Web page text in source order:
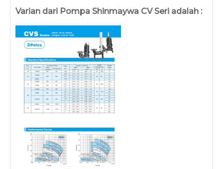
Varian dari Pompa Shinmaywa CV Seri adalah :